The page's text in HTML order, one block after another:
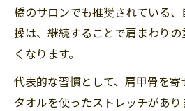
橋のサロンでも推奨されている
操は、継続することで肩まわり
くなります。
代表的な習慣として、肩甲骨を寄
タオルを使ったストレッチがあ